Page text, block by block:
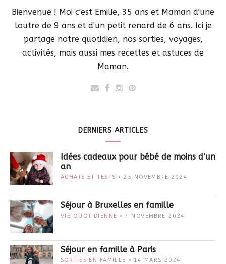
Bienvenue ! Moi c'est Emilie, 35 ans et Maman d'une
loutre de 9 ans et d'un petit renard de 6 ans. Ici je
partage notre quotidien, nos sorties, voyages,
activités, mais aussi mes recettes et astuces de
Maman.
DERNIERS ARTICLES
Idées cadeaux pour bébé de moins d’un
an
ACHATS ET TESTS 25 NOVEMBRE 2024
Séjour à Bruxelles en famille
VIE QUOTIDIENNE 7 NOVEMBRE 2024
Séjour en famille à Paris
SORTIES EN FAMILLE 14 MARS 2024